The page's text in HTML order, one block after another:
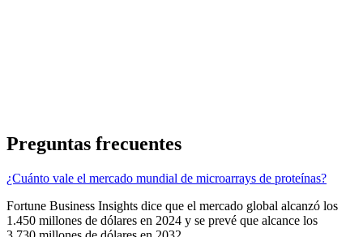
Preguntas frecuentes
¿Cuánto vale el mercado mundial de microarrays de proteínas?
Fortune Business Insights dice que el mercado global alcanzó los
1.450 millones de dólares en 2024 y se prevé que alcance los